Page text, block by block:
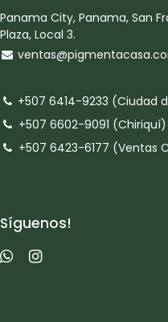
Panama City, Panama, San
Plaza, Local 3.
+507 6414-9233 (Ciudad
+507 6602-9091 (Chiriquí)
+507 6423-6177 (Ventas
Síguenos!